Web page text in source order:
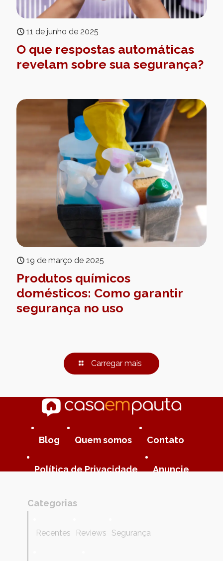
11 de junho de 2025
O que respostas automáticas
revelam sobre sua segurança?
19 de março de 2025
Produtos químicos
domésticos: Como garantir
segurança no uso
Carregar mais
Blog Quem somos Contato
Política de Privacidade Anuncie
Categorias
Recentes Reviews Segurança